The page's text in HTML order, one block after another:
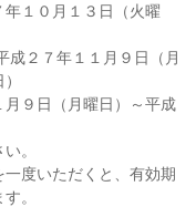
１０月１３日（火曜
９日（月
９日（月曜日）～平成
。
度いただくと、有効期
。